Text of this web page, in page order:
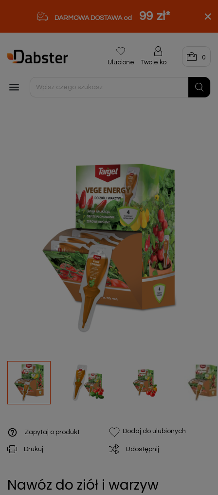
DARMOWA DOSTAWA od 99 zł*

Ulubione Twoje konto
0
help_outline Zapytaj o produkt Dodaj do ulubionych
Drukuj Udostępnij
Nawóz do ziół i warzyw